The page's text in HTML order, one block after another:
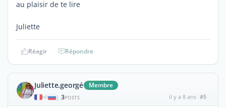
au plaisir de te lire
Juliette
Réagir Répondre
Juliette.georgé Membre
| 3POSTS il y a 8 ans #5